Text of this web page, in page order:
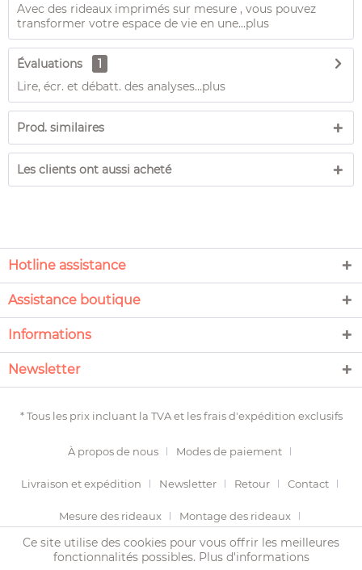
Avec des rideaux imprimés sur mesure , vous pouvez
transformer votre espace de vie en une...plus
Évaluations
1
Lire, écr. et débatt. des analyses…plus
Prod. similaires
Les clients ont aussi acheté
Hotline assistance
Assistance boutique
Informations
Newsletter
* Tous les prix incluant la TVA et lesfrais d'expédition exclusifs
À propos de nous Modes de paiement
Livraison et expédition Newsletter Retour Contact
Mesure des rideaux Montage des rideaux
Termes et conditions Droit de révocation
Ce site utilise des cookies pour vous offrir les meilleures
fonctionnalités possibles. Plus d'informations